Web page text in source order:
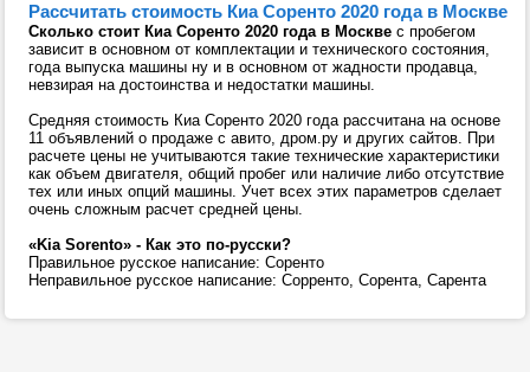
Рассчитать стоимость Киа Соренто 2020 года в Москве
Сколько стоит Киа Соренто 2020 года в Москве с пробегом
зависит в основном от комплектации и технического состояния,
года выпуска машины ну и в основном от жадности продавца,
невзирая на достоинства и недостатки машины.
Средняя стоимость Киа Соренто 2020 года рассчитана на основе
11 объявлений о продаже с авито, дром.ру и других сайтов. При
расчете цены не учитываются такие технические характеристики
как объем двигателя, общий пробег или наличие либо отсутствие
тех или иных опций машины. Учет всех этих параметров сделает
очень сложным расчет средней цены.
«Kia Sorento» - Как это по-русски?
Правильное русское написание: Соренто
Неправильное русское написание: Сорренто, Сорента, Сарента